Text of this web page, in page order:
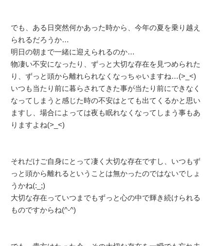
でも、ある日突然何かあった時から、今年の夏を乗り越え
られるだろうか…
明日の朝まで一緒に迎えられるのか…
物凄い不安になったり、ずっと大切な存在を見つめられた
り、ずっと頭から離れられなくなっちゃいますね…(>_<)
いつも当たり前に暮らされてきた事が当たり前にできなく
なってしまうと感じた時の不安はとても出てくるかと思い
ますし、場合によっては夜も眠れなくなってしまう事もあ
りますよね(>_<)
それだけご自身にとって凄く大切な存在ですし、いつもず
っと頭から離れるということは無かったのではないでしょ
うかね(:_;)
大切な存在っていつまでもずっと心の中で輝き続けられる
ものですからね(^-^)